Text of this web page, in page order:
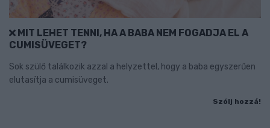
MIT LEHET TENNI, HA A BABA NEM FOGADJA EL A
CUMISÜVEGET?
Sok szülő találkozik azzal a helyzettel, hogy a baba egyszerűen
elutasítja a cumisüveget.
Szólj hozzá!